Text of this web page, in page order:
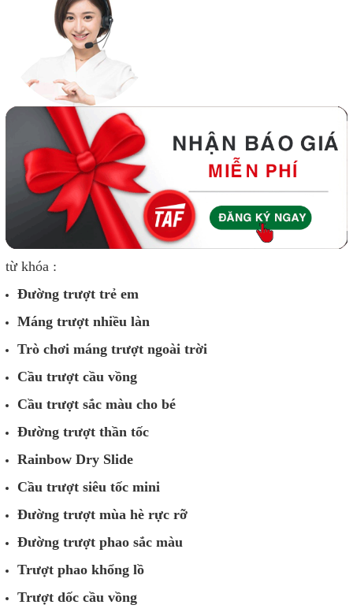
từ khóa :
Đường trượt trẻ em
Máng trượt nhiều làn
Trò chơi máng trượt ngoài trời
Cầu trượt cầu vồng
Cầu trượt sắc màu cho bé
Đường trượt thần tốc
Rainbow Dry Slide
Cầu trượt siêu tốc mini
Đường trượt mùa hè rực rỡ
Đường trượt phao sắc màu
Trượt phao khổng lồ
Trượt dốc cầu vồng